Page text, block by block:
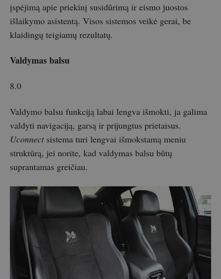
įspėjimą apie priekinį susidūrimą ir eismo juostos
išlaikymo asistentą. Visos sistemos veikė gerai, be
klaidingų teigiamų rezultatų.
Valdymas balsu
8.0
Valdymo balsu funkciją labai lengva išmokti, ja galima
valdyti navigaciją, garsą ir prijungtus prietaisus.
Uconnect sistema turi lengvai išmokstamą meniu
struktūrą, jei norite, kad valdymas balsu būtų
suprantamas greičiau.